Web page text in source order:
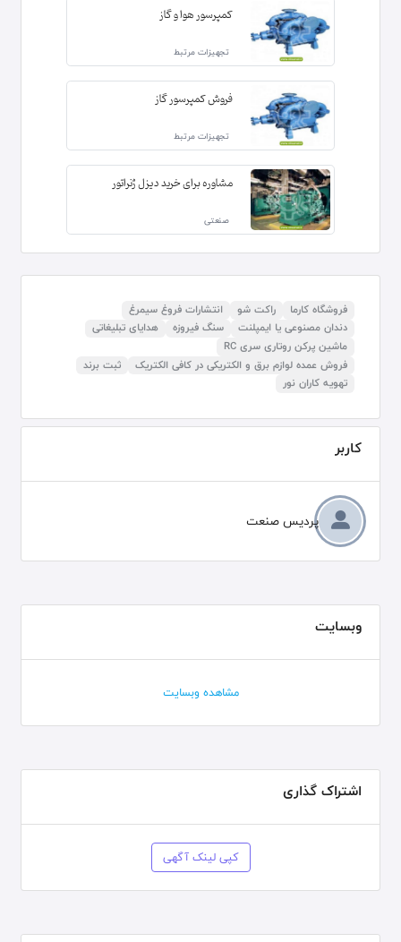
کمپرسور هوا و گاز
تجهیزات مرتبط
فروش کمپرسور گاز
تجهیزات مرتبط
مشاوره برای خرید دیزل ژنراتور
صنعتی
فروشگاه کارما راکت شو
انتشارات فروغ سیمرغ
دندان مصنوعی یا ایمپلنت
سنگ فیروزه
هدایای تبلیغاتی
ماشین پرکن روتاری سری RC
فروش عمده لوازم برق و الکتریکی در کافی الکتریک
ثبت برند
تهویه کاران نور
کاربر
پردیس صنعت
وبسایت
مشاهده وبسایت
اشتراک گذاری
کپی لینک آگهی